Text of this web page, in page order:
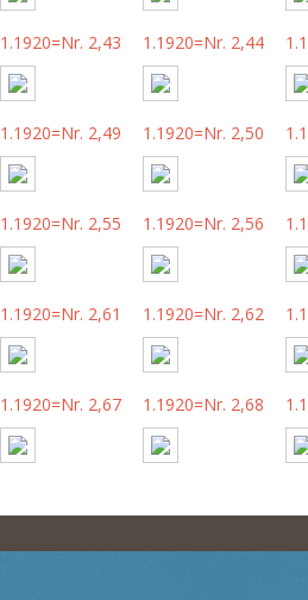
1.1920=Nr. 2,43 1.1920=Nr. 2,44
1.1920=Nr. 2,49 1.1920=Nr. 2,50
1.1920=Nr. 2,55 1.1920=Nr. 2,56
1.1920=Nr. 2,61 1.1920=Nr. 2,62
1.1920=Nr. 2,67 1.1920=Nr. 2,68